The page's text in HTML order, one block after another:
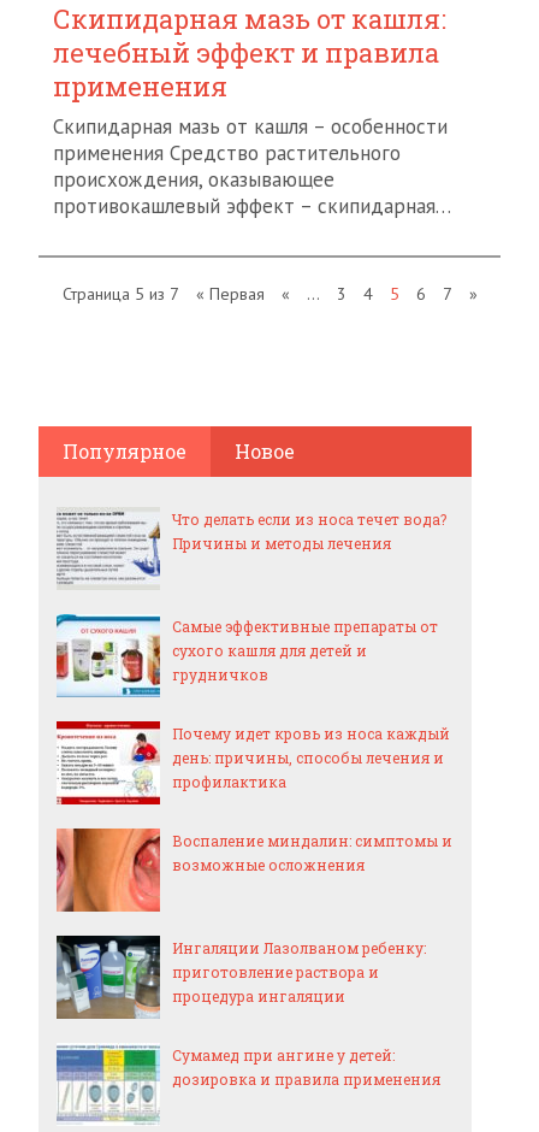
Скипидарная мазь от кашля:
лечебный эффект и правила
применения
Скипидарная мазь от кашля – особенности
применения Средство растительного
происхождения, оказывающее
противокашлевый эффект – скипидарная…
Страница 5 из 7 « Первая « ... 3 4 5 6 7 »
Популярное Новое
Что делать если из носа течет вода?
Причины и методы лечения
Самые эффективные препараты от
сухого кашля для детей и
грудничков
Почему идет кровь из носа каждый
день: причины, способы лечения и
профилактика
Воспаление миндалин: симптомы и
возможные осложнения
Ингаляции Лазолваном ребенку:
приготовление раствора и
процедура ингаляции
Сумамед при ангине у детей:
дозировка и правила применения